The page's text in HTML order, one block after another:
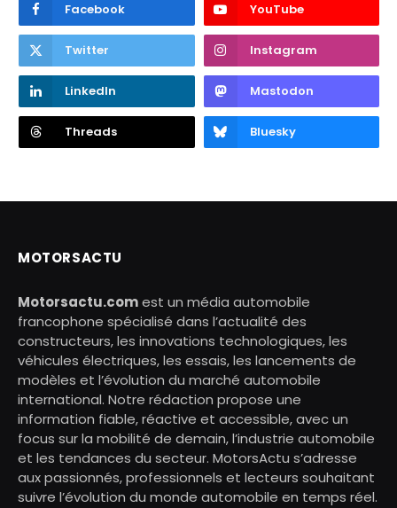
Facebook YouTube
Twitter Instagram
LinkedIn Mastodon
Threads Bluesky
MOTORSACTU
Motorsactu.comest un média automobile
francophone spécialisé dans l’actualité des
constructeurs, les innovations technologiques, les
véhicules électriques, les essais, les lancements de
modèles et l’évolution du marché automobile
international. Notre rédaction propose une
information fiable, réactive et accessible, avec un
focus sur la mobilité de demain, l’industrie automobile
et les tendances du secteur. MotorsActu s’adresse
aux passionnés, professionnels et lecteurs souhaitant
suivre l’évolution du monde automobile en temps réel.